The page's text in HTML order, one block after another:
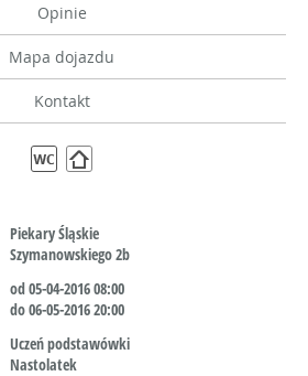
Opinie
Mapa dojazdu
Kontakt
Piekary Śląskie
Szymanowskiego 2b
od 05-04-2016 08:00
do 06-05-2016 20:00
Uczeń podstawówki
Nastolatek